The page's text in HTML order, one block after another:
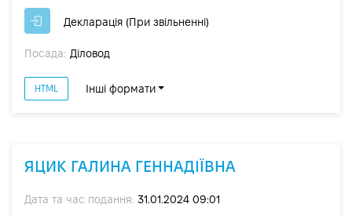
Декларація (При звільненні)
Посада: Діловод
HTML Інші формати
ЯЦИК ГАЛИНА ГЕННАДІЇВНА
Дата та час подання: 31.01.2024 09:01